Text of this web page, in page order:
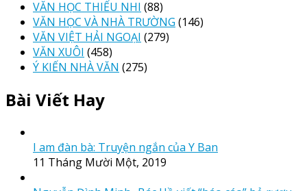
VĂN HỌC THIẾU NHI (88)
VĂN HỌC VÀ NHÀ TRƯỜNG (146)
VĂN VIỆT HẢI NGOẠI (279)
VĂN XUÔI (458)
Ý KIẾN NHÀ VĂN (275)
Bài Viết Hay
I am đàn bà: Truyện ngắn của Y Ban
11 Tháng Mười Một, 2019